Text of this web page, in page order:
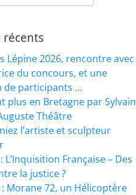
récents
Lépine 2026, rencontre avec
du concours, et une
de participants …
plus en Bretagne par Sylvain
Théâtre
l’artiste et sculpteur
L’Inquisition Française – Des
la justice ?
Morane 72, un Hélicoptère